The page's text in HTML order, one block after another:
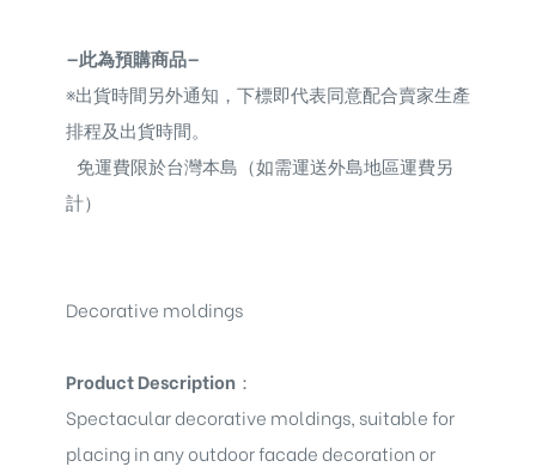
—此為預購商品—
※出貨時間另外通知，下標即代表同意配合賣家生產
排程及出貨時間。
免運費限於台灣本島（如需運送外島地區運費另
計）
Decorative moldings
Product Description ：
Spectacular decorative moldings, suitable for
placing in any outdoor facade decoration or